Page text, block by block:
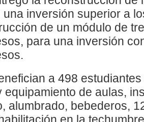
inversión superior a
de un módulo de
para una inversión
a 498
equipamiento de aulas,
alumbrado, bebederos,